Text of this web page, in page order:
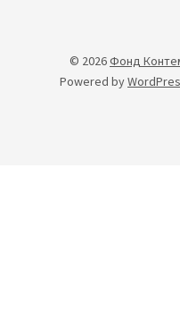
© 2026Фонд
Powered by